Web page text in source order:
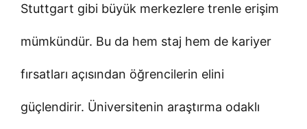
Stuttgart gibi büyük merkezlere trenle erişim
mümkündür. Bu da hem staj hem de kariyer
fırsatları açısından öğrencilerin elini
güçlendirir. Üniversitenin araştırma odaklı